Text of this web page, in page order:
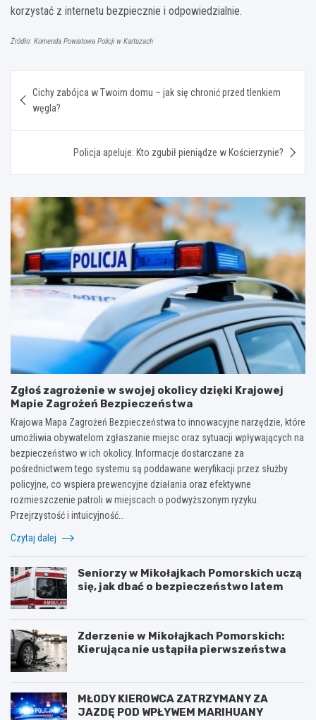
korzystać z internetu bezpiecznie i odpowiedzialnie.
Źródło: Komenda Powiatowa Policji w Kartuzach
wpisu
Cichy zabójca w Twoim domu – jak się chronić przed tlenkiem
węgla?
Policja apeluje: Kto zgubił pieniądze w Kościerzynie?
Zgłoś zagrożenie w swojej okolicy dzięki Krajowej
Mapie Zagrożeń Bezpieczeństwa
Krajowa Mapa Zagrożeń Bezpieczeństwa to innowacyjne narzędzie, które
umożliwia obywatelom zgłaszanie miejsc oraz sytuacji wpływających na
bezpieczeństwo w ich okolicy. Informacje dostarczane za
pośrednictwem tego systemu są poddawane weryfikacji przez służby
policyjne, co wspiera prewencyjne działania oraz efektywne
rozmieszczenie patroli w miejscach o podwyższonym ryzyku.
Przejrzystość i intuicyjność…
Czytaj dalej
Seniorzy w Mikołajkach Pomorskich uczą
się, jak dbać o bezpieczeństwo latem
Zderzenie w Mikołajkach Pomorskich:
Kierująca nie ustąpiła pierwszeństwa
MŁODY KIEROWCA ZATRZYMANY ZA
JAZDĘ POD WPŁYWEM MARIHUANY